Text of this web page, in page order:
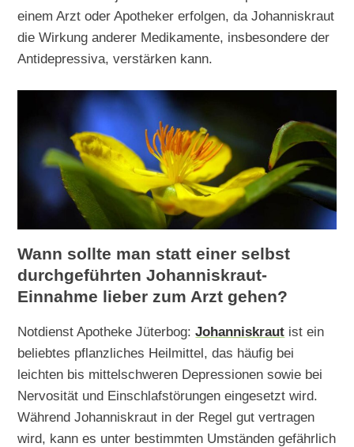
einem Arzt oder Apotheker erfolgen, da Johanniskraut
die Wirkung anderer Medikamente, insbesondere der
Antidepressiva, verstärken kann.
Wann sollte man statt einer selbst
durchgeführten Johanniskraut-
Einnahme lieber zum Arzt gehen?
Notdienst Apotheke Jüterbog:Johanniskraut ist ein
beliebtes pflanzliches Heilmittel, das häufig bei
leichten bis mittelschweren Depressionen sowie bei
Nervosität und Einschlafstörungen eingesetzt wird.
Während Johanniskraut in der Regel gut vertragen
wird, kann es unter bestimmten Umständen gefährlich